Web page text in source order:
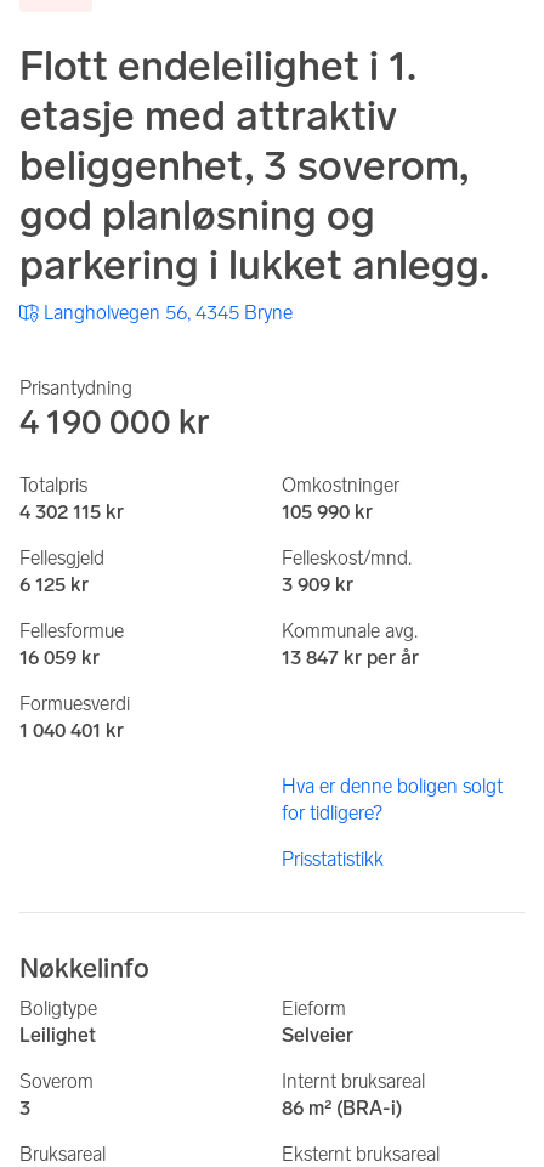
Flott endeleilighet i 1.
etasje med attraktiv
beliggenhet, 3 soverom,
god planløsning og
parkering i lukket anlegg.
Langholvegen 56, 4345 Bryne
Prisantydning
4 190 000 kr
Totalpris
4 302 115 kr
Omkostninger
105 990 kr
Fellesgjeld
6 125 kr
Felleskost/mnd.
3 909 kr
Fellesformue
16 059 kr
Kommunale avg.
13 847 kr per år
Formuesverdi
1 040 401 kr
Hva er denne boligen solgt
for tidligere?
Prisstatistikk
Nøkkelinfo
Boligtype
Leilighet
Eieform
Selveier
Soverom
3
Internt bruksareal
86 m² (BRA-i)
Bruksareal
Eksternt bruksareal